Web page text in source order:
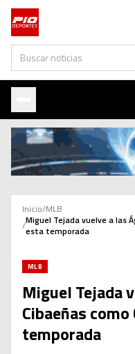
Buscar
Inicio/MLB
/Miguel Tejada vuelve a las
esta temporada
MLB
Miguel Tejada
Cibaeñas
temporada